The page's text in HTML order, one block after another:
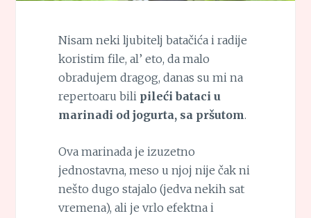
Nisam neki ljubitelj batačića i radije
koristim file, al’ eto, da malo
obradujem dragog, danas su mi na
repertoaru bili pileći bataci u
marinadi od jogurta, sa pršutom.
Ova marinada je izuzetno
jednostavna, meso u njoj nije čak ni
nešto dugo stajalo (jedva nekih sat
vremena), ali je vrlo efektna i